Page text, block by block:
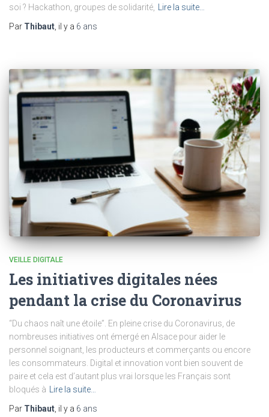
soi ? Hackathon, groupes de solidarité, Lire la suite…
Par Thibaut, il y a 6 ans
VEILLE DIGITALE
Les initiatives digitales nées
pendant la crise du Coronavirus
“Du chaos naît une étoile”. En pleine crise du Coronavirus, de
nombreuses initiatives ont émergé en Alsace pour aider le
personnel soignant, les producteurs et commerçants ou encore
les consommateurs. Digital et innovation vont bien souvent de
paire et cela est d’autant plus vrai lorsque les Français sont
bloqués à
Lire la suite…
Par Thibaut , il y a 6 ans